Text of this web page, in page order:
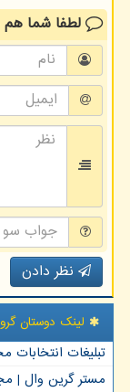
لطفا شما هم
نظر دادن
لینک دوستان
تبلیغات
مستر گرین وال |